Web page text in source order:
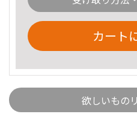
カート
欲しいもの